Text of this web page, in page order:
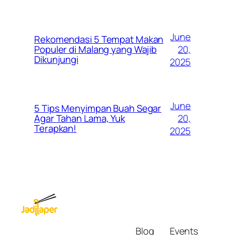
Rekomendasi 5 Tempat Makan
Populer di Malang yang Wajib
Dikunjungi
June
20,
2025
5 Tips Menyimpan Buah Segar
Agar Tahan Lama, Yuk
Terapkan!
June
20,
2025
Blog Events